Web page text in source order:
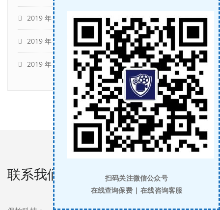
2019 年 6 月 (1)
2019 年 4 月
2019 年 2 月
联系我们
扫码关注微信公众号
在线查询保费 | 在线咨询客服